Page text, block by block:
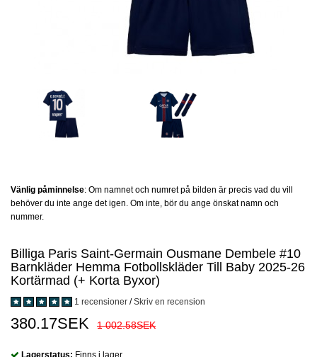
Vänlig påminnelse: Om namnet och numret på bilden är precis vad du vill
behöver du inte ange det igen. Om inte, bör du ange önskat namn och
nummer.
Billiga Paris Saint-Germain Ousmane Dembele #10
Barnkläder Hemma Fotbollskläder Till Baby 2025-26
Kortärmad (+ Korta Byxor)
1 recensioner /Skriv en recension
380.17SEK 1 002.58SEK
Lagerstatus: Finns i lager